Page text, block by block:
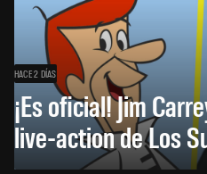
HACE 2 DÍAS
¡Es oficial! Jim
live-action de Los